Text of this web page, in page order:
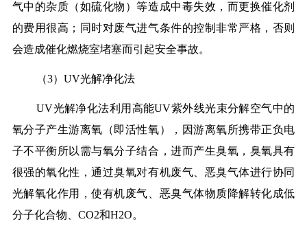
气中的杂质（如硫化物）等造成中毒失效，而更换催化剂
的费用很高；同时对废气进气条件的控制非常严格，否则
会造成催化燃烧室堵塞而引起安全事故。
（3）UV光解净化法
UV光解净化法利用高能UV紫外线光束分解空气中的
氧分子产生游离氧（即活性氧），因游离氧所携带正负电
子不平衡所以需与氧分子结合，进而产生臭氧，臭氧具有
很强的氧化性，通过臭氧对有机废气、恶臭气体进行协同
光解氧化作用，使有机废气、恶臭气体物质降解转化成低
分子化合物、CO2和H2O。